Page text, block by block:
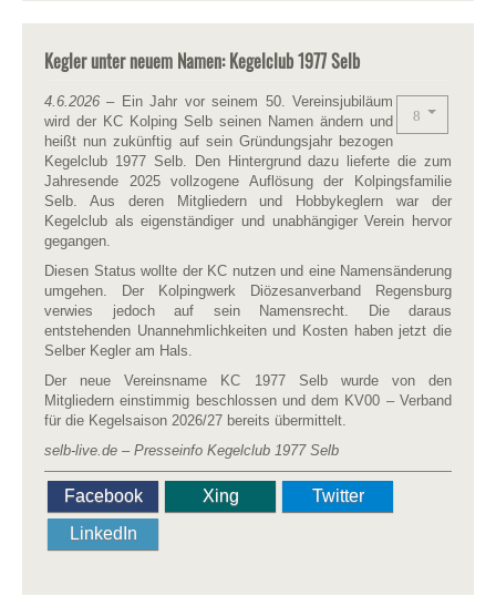
Kegler unter neuem Namen: Kegelclub 1977 Selb
4.6.2026 – Ein Jahr vor seinem 50. Vereinsjubiläum
wird der KC Kolping Selb seinen Namen ändern und
heißt nun zukünftig auf sein Gründungsjahr bezogen
Kegelclub 1977 Selb. Den Hintergrund dazu lieferte die zum
Jahresende 2025 vollzogene Auflösung der Kolpingsfamilie
Selb. Aus deren Mitgliedern und Hobbykeglern war der
Kegelclub als eigenständiger und unabhängiger Verein hervor
gegangen.
Diesen Status wollte der KC nutzen und eine Namensänderung
umgehen. Der Kolpingwerk Diözesanverband Regensburg
verwies jedoch auf sein Namensrecht. Die daraus
entstehenden Unannehmlichkeiten und Kosten haben jetzt die
Selber Kegler am Hals.
Der neue Vereinsname KC 1977 Selb wurde von den
Mitgliedern einstimmig beschlossen und dem KV00 – Verband
für die Kegelsaison 2026/27 bereits übermittelt.
selb-live.de – Presseinfo Kegelclub 1977 Selb
Facebook Xing
Twitter
LinkedIn